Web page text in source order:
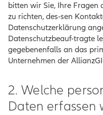
bitten wir Sie, Ihre Fragen
zu richten, des-sen
Datenschutzerklärung
Datenschutzbeauf-tragte
gegebenenfalls an das
Unternehmen der
2. Welche
Daten erfassen